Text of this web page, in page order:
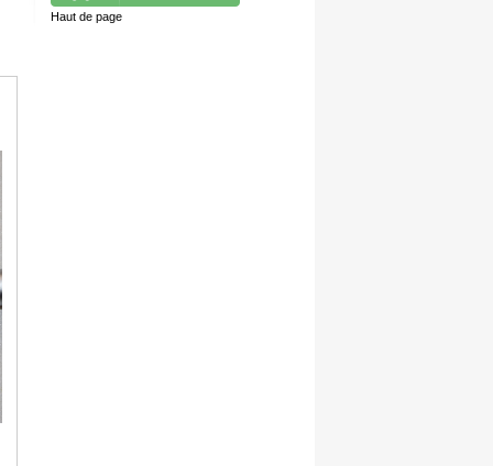
Haut de page